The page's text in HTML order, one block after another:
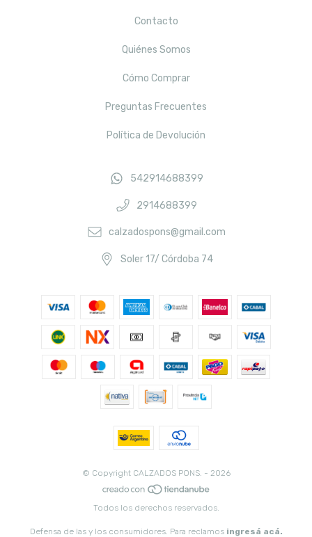
Contacto
Quiénes Somos
Cómo Comprar
Preguntas Frecuentes
Política de Devolución
542914688399
2914688399
calzadospons@gmail.com
Soler 17/ Córdoba 74
© Copyright CALZADOS PONS. - 2026
Todos los derechos reservados.
Defensa de las y los consumidores. Para reclamos ingresá acá.